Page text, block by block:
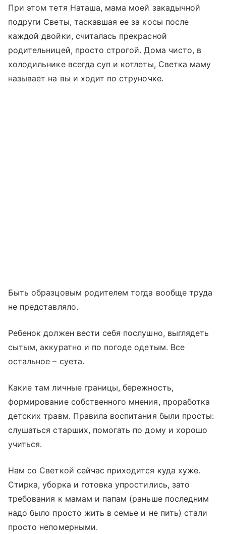
При этом тетя Наташа, мама моей закадычной
подруги Светы, таскавшая ее за косы после
каждой двойки, считалась прекрасной
родительницей, просто строгой. Дома чисто, в
холодильнике всегда суп и котлеты, Светка маму
называет на вы и ходит по струночке.
Быть образцовым родителем тогда вообще труда
не представляло.
Ребенок должен вести себя послушно, выглядеть
сытым, аккуратно и по погоде одетым. Все
остальное – суета.
Какие там личные границы, бережность,
формирование собственного мнения, проработка
детских травм. Правила воспитания были просты:
слушаться старших, помогать по дому и хорошо
учиться.
Нам со Светкой сейчас приходится куда хуже.
Стирка, уборка и готовка упростились, зато
требования к мамам и папам (раньше последним
надо было просто жить в семье и не пить) стали
просто непомерными.